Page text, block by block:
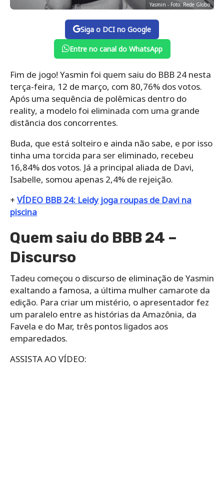
Yasmin - Foto: Rede Globo
Siga o DCI no Google
Entre no canal do WhatsApp
Fim de jogo! Yasmin foi quem saiu do BBB 24 nesta
terça-feira, 12 de março, com 80,76% dos votos.
Após uma sequência de polêmicas dentro do
reality, a modelo foi eliminada com uma grande
distância dos concorrentes.
Buda, que está solteiro e ainda não sabe, e por isso
tinha uma torcida para ser eliminado, recebeu
16,84% dos votos. Já a principal aliada de Davi,
Isabelle, somou apenas 2,4% de rejeição.
+ VÍDEO BBB 24: Leidy joga roupas de Davi na
piscina
Quem saiu do BBB 24 –
Discurso
Tadeu começou o discurso de eliminação de Yasmin
exaltando a famosa, a última mulher camarote da
edição. Para criar um mistério, o apresentador fez
um paralelo entre as histórias da Amazônia, da
Favela e do Mar, três pontos ligados aos
emparedados.
ASSISTA AO VÍDEO: